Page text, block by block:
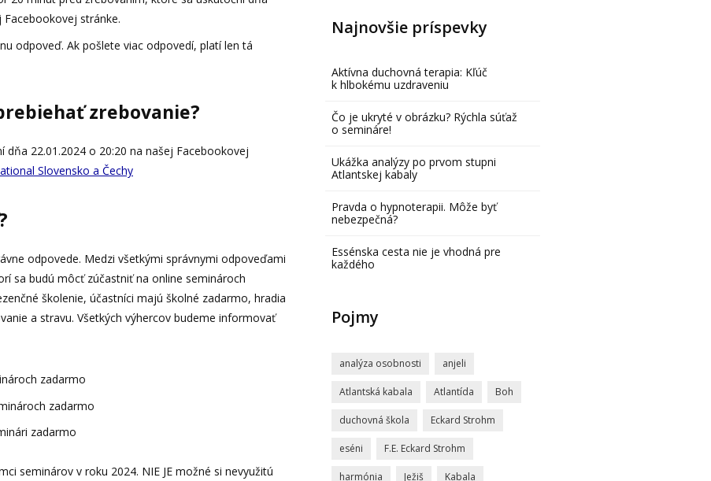
Facebookovej stránke.
odpoveď. Ak pošlete viac odpovedí, platí len tá
zrebovanie?
dňa 22.01.2024 o 20:20 na našej Facebookovej
Slovensko a Čechy
odpovede. Medzi všetkými správnymi odpoveďami
sa budú môcť zúčastniť na online seminároch
školenie, účastníci majú školné zadarmo, hradia
a stravu. Všetkých výhercov budeme informovať
zadarmo
zadarmo
zadarmo
seminárov v roku 2024. NIE JE možné si nevyužitú
Najnovšie príspevky
Aktívna duchovná terapia: Kľúč
k hlbokému uzdraveniu
Čo je ukryté v obrázku? Rýchla súťaž
o semináre!
Ukážka analýzy po prvom stupni
Atlantskej kabaly
Pravda o hypnoterapii. Môže byť
nebezpečná?
Essénska cesta nie je vhodná pre
každého
Pojmy
analýza osobnosti anjeli
Atlantská kabala Atlantída Boh
duchovná škola Eckard Strohm
eséni F.E. Eckard Strohm
harmónia Ježiš Kabala